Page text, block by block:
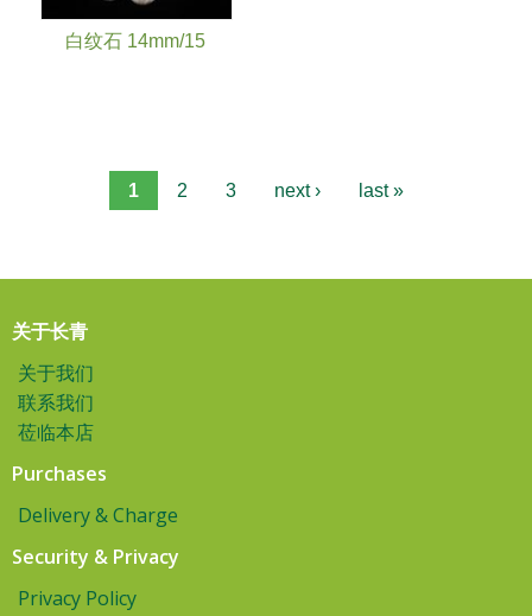
白纹石 14mm/15
1 2 3 next › last »
关于长青
关于我们
联系我们
莅临本店
Purchases
Delivery & Charge
Security & Privacy
Privacy Policy